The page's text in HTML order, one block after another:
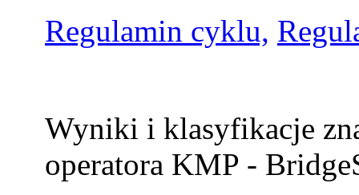
Regulamin cyklu,
Wyniki i klasyfikacje
operatora KMP -